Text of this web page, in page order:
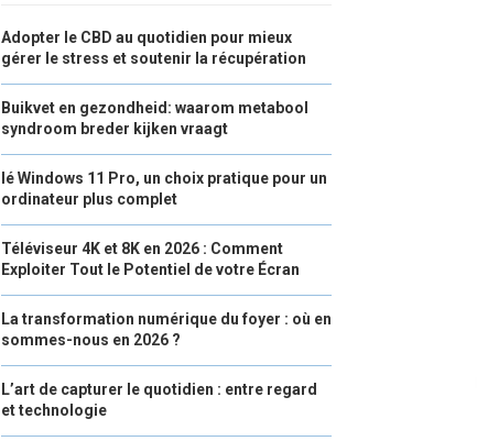
Adopter le CBD au quotidien pour mieux
gérer le stress et soutenir la récupération
Buikvet en gezondheid: waarom metabool
syndroom breder kijken vraagt
lé Windows 11 Pro, un choix pratique pour un
ordinateur plus complet
Téléviseur 4K et 8K en 2026 : Comment
Exploiter Tout le Potentiel de votre Écran
La transformation numérique du foyer : où en
sommes-nous en 2026 ?
L’art de capturer le quotidien : entre regard
et technologie